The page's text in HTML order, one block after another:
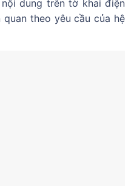
dung trên tờ khai điện
theo yêu cầu của hệ